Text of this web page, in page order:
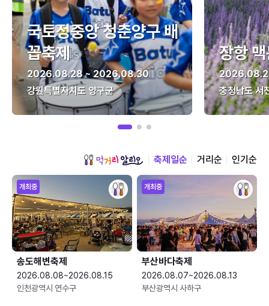
국토정중앙 청춘양구 배
꼽축제
2026.08.28 ~ 2026.08.30
강원특별자치도 양구군
장항
충청남도 서
축제일순 거리순 인기순
개최중
송도해변축제
2026.08.08~2026.08.15
인천광역시 연수구
개최중
부산바다축제
2026.08.07~2026.08.13
부산광역시 사하구